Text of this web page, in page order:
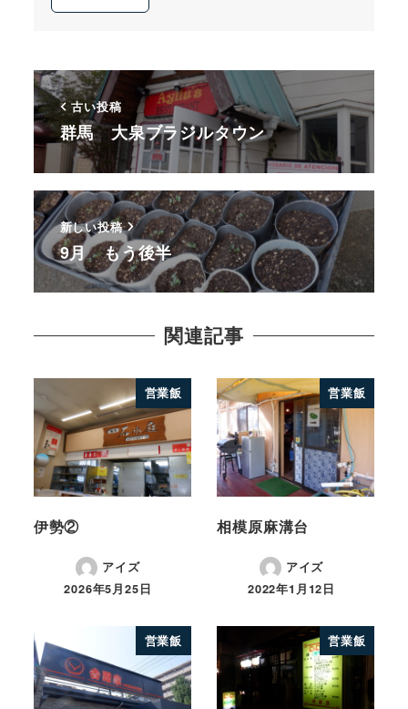
古い投稿
群馬 大泉ブラジルタウン
新しい投稿
9月 もう後半
関連記事
営業飯
伊勢②
アイズ
2026年5月25日
営業飯
相模原麻溝台
アイズ
2022年1月12日
営業飯 営業飯